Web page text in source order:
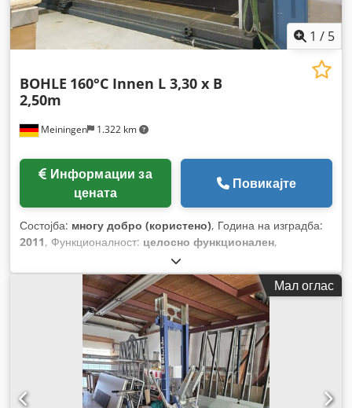
1 / 5
Meiningen 1.322 km
BOHLE 160°C Innen L 3,30 x B
2,50m
цената
Повикајте
Состојба: многу добро (користено), Година на изградба:
2011, Функционалност: целосно функционален,
Мал оглас